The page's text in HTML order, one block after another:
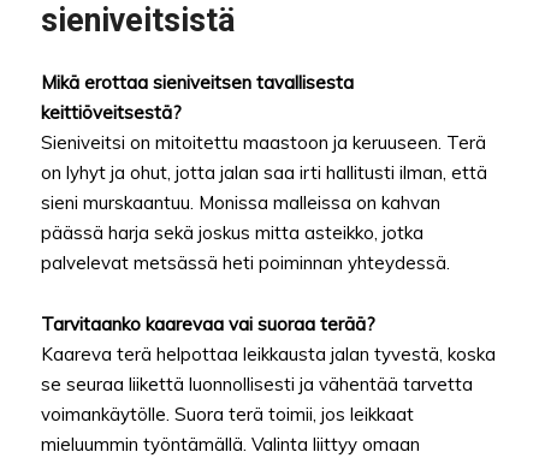
sieniveitsistä
Mikä erottaa sieniveitsen tavallisesta
keittiöveitsestä?
Sieniveitsi on mitoitettu maastoon ja keruuseen. Terä
on lyhyt ja ohut, jotta jalan saa irti hallitusti ilman, että
sieni murskaantuu. Monissa malleissa on kahvan
päässä harja sekä joskus mitta asteikko, jotka
palvelevat metsässä heti poiminnan yhteydessä.
Tarvitaanko kaarevaa vai suoraa terää?
Kaareva terä helpottaa leikkausta jalan tyvestä, koska
se seuraa liikettä luonnollisesti ja vähentää tarvetta
voimankäytölle. Suora terä toimii, jos leikkaat
mieluummin työntämällä. Valinta liittyy omaan